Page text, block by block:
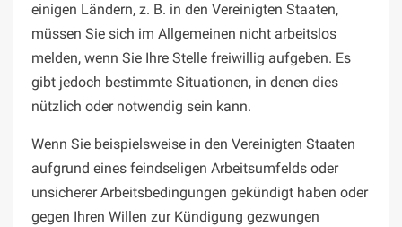
einigen Ländern, z. B. in den Vereinigten Staaten,
müssen Sie sich im Allgemeinen nicht arbeitslos
melden, wenn Sie Ihre Stelle freiwillig aufgeben. Es
gibt jedoch bestimmte Situationen, in denen dies
nützlich oder notwendig sein kann.
Wenn Sie beispielsweise in den Vereinigten Staaten
aufgrund eines feindseligen Arbeitsumfelds oder
unsicherer Arbeitsbedingungen gekündigt haben oder
gegen Ihren Willen zur Kündigung gezwungen